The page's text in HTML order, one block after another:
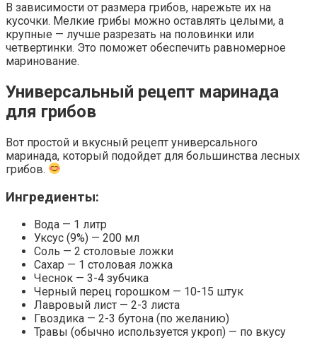
В зависимости от размера грибов, нарежьте их на
кусочки. Мелкие грибы можно оставлять целыми, а
крупные — лучше разрезать на половинки или
четвертинки. Это поможет обеспечить равномерное
маринование.
Универсальный рецепт маринада
для грибов
Вот простой и вкусный рецепт универсального
маринада, который подойдет для большинства лесных
грибов.
Ингредиенты:
Вода — 1 литр
Уксус (9%) — 200 мл
Соль — 2 столовые ложки
Сахар — 1 столовая ложка
Чеснок — 3-4 зубчика
Черный перец горошком — 10-15 штук
Лавровый лист — 2-3 листа
Гвоздика — 2-3 бутона (по желанию)
Травы (обычно используется укроп) — по вкусу